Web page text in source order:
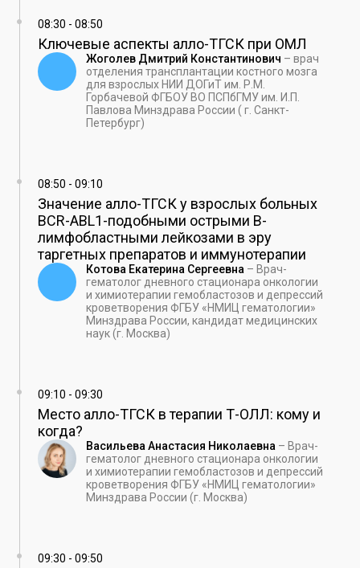
08:30 - 08:50
Ключевые аспекты алло-ТГСК при ОМЛ
Жоголев Дмитрий Константинович – врач
отделения трансплантации костного мозга
для взрослых НИИ ДОГиТ им. Р.М.
Горбачевой ФГБОУ ВО ПСПбГМУ им. И.П.
Павлова Минздрава России ( г. Санкт-
Петербург)
08:50 - 09:10
Значение алло-ТГСК у взрослых больных
BCR-ABL1-подобными острыми В-
лимфобластными лейкозами в эру
таргетных препаратов и иммунотерапии
Котова Екатерина Сергеевна – Врач-
гематолог дневного стационара онкологии
и химиотерапии гемобластозов и депрессий
кроветворения ФГБУ «НМИЦ гематологии»
Минздрава России, кандидат медицинских
наук (г. Москва)
09:10 - 09:30
Место алло-ТГСК в терапии Т-ОЛЛ: кому и
когда?
Васильева Анастасия Николаевна – Врач-
гематолог дневного стационара онкологии
и химиотерапии гемобластозов и депрессий
кроветворения ФГБУ «НМИЦ гематологии»
Минздрава России (г. Москва)
09:30 - 09:50